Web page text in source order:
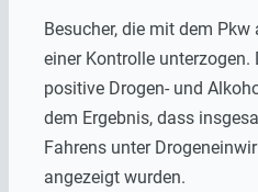
Besucher, die mit dem
einer Kontrolle unterzogen.
positive Drogen- und
dem Ergebnis, dass
Fahrens unter
angezeigt wurden.